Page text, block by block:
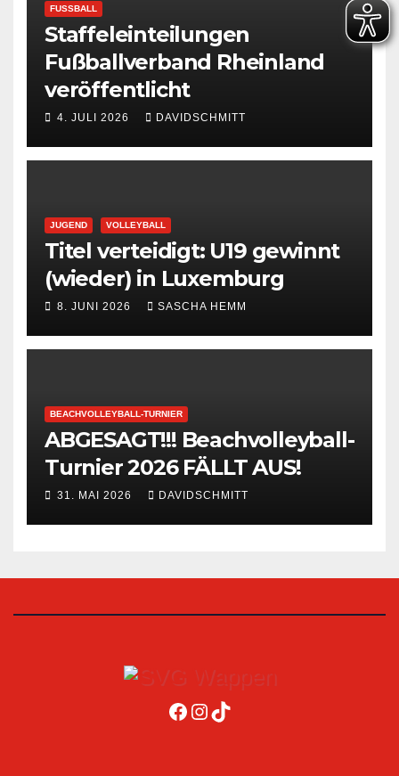
FUSSBALL
Staffeleinteilungen
Fußballverband Rheinland
veröffentlicht
4. JULI 2026 DAVIDSCHMITT
JUGEND VOLLEYBALL
Titel verteidigt: U19 gewinnt
(wieder) in Luxemburg
8. JUNI 2026 SASCHA HEMM
BEACHVOLLEYBALL-TURNIER
ABGESAGT!!! Beachvolleyball-
Turnier 2026 FÄLLT AUS!
31. MAI 2026 DAVIDSCHMITT
Facebook
Instagram
TikTok